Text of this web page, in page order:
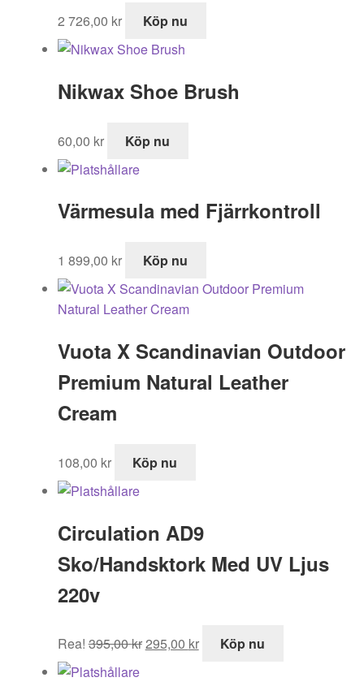
2 726,00 kr Köp nu
Nikwax Shoe Brush
60,00 kr Köp nu
Värmesula med Fjärrkontroll
1 899,00 kr Köp nu
Vuota X Scandinavian Outdoor
Premium Natural Leather
Cream
108,00 kr Köp nu
Circulation AD9
Sko/Handsktork Med UV Ljus
220v
Rea! 395,00kr
ursprungliga
295,00 kr
nuvarande
Köp nu